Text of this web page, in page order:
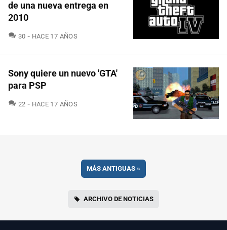
de una nueva entrega en
2010
30 COMENTARIOS
HACE 17 AÑOS
Sony quiere un nuevo 'GTA'
para PSP
22 COMENTARIOS
HACE 17 AÑOS
MÁS ANTIGUAS »
ARCHIVO DE NOTICIAS